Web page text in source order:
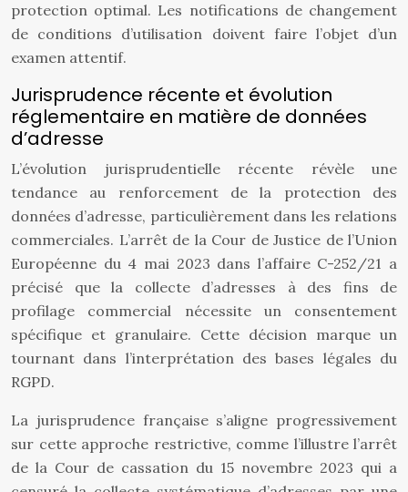
protection optimal. Les notifications de changement
de conditions d’utilisation doivent faire l’objet d’un
examen attentif.
Jurisprudence récente et évolution
réglementaire en matière de données
d’adresse
L’évolution jurisprudentielle récente révèle une
tendance au renforcement de la protection des
données d’adresse, particulièrement dans les relations
commerciales. L’arrêt de la Cour de Justice de l’Union
Européenne du 4 mai 2023 dans l’affaire C-252/21 a
précisé que la collecte d’adresses à des fins de
profilage commercial nécessite un consentement
spécifique et granulaire. Cette décision marque un
tournant dans l’interprétation des bases légales du
RGPD.
La jurisprudence française s’aligne progressivement
sur cette approche restrictive, comme l’illustre l’arrêt
de la Cour de cassation du 15 novembre 2023 qui a